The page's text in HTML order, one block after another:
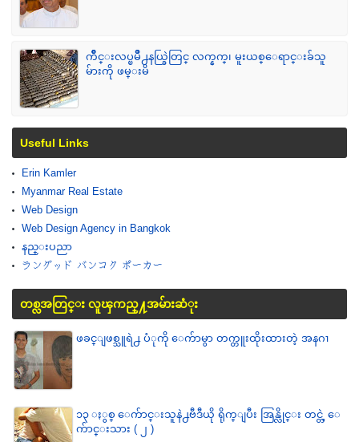
က်ဳိင္းလပ္ၿမိဳ႕နယ္ခြဲတြင္ လက္နက္၊ မူးယစ္ေရာင္းခ်သူ
မ်ားကို ဖမ္းမိ
Useful Links
Erin Kamler
Myanmar Real Estate
Web Design
Web Design Agency in Bangkok
နည္းပညာ
ラングッド バンコク ポーカー
တစ္လအတြင္း လူၾကည္႔အမ်ားဆံုး
ဖခင္ျဖစ္သူရဲ႕ ပံုကို ေက်ာမွာ တက္တူးထိုးထားတဲ့ အနဂၢ
၁၃ ႏွစ္ ေက်ာင္းသူနဲ႕ဗီဒီယို ရိုက္ျပီး အြန္လိုင္း တင္တဲ့ ေ
က်ာင္းသား ( ၂ )